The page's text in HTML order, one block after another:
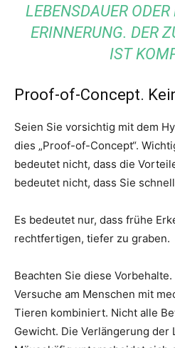
LEBENSDAUER
ERINNERUNG. DER
IST
Proof-of-Concept.
Seien Sie vorsichtig mit dem
dies „Proof-of-Concept“.
bedeutet nicht, dass die
bedeutet nicht, dass Sie
Es bedeutet nur, dass frühe
rechtfertigen, tiefer zu graben.
Beachten Sie diese
Versuche am Menschen mit
Tieren kombiniert. Nicht alle
Gewicht. Die Verlängerung der